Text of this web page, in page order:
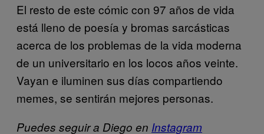
El resto de este cómic con 97 años de vida
está lleno de poesía y bromas sarcásticas
acerca de los problemas de la vida moderna
de un universitario en los locos años veinte.
Vayan e iluminen sus días compartiendo
memes, se sentirán mejores personas.
Puedes seguir a Diego en Instagram